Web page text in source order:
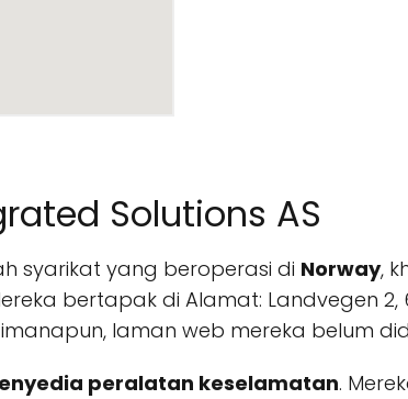
Solutions AS
syarikat yang beroperasi di Norway,
bertapak di Alamat: Landvegen 2,
laman web mereka belum
peralatan keselamatan.